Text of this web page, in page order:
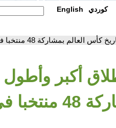
English كوردي
انطلاق أكبر وأطول